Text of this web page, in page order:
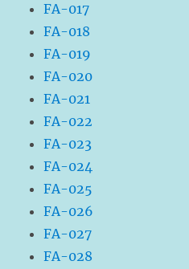
FA-017
FA-018
FA-019
FA-020
FA-021
FA-022
FA-023
FA-024
FA-025
FA-026
FA-027
FA-028